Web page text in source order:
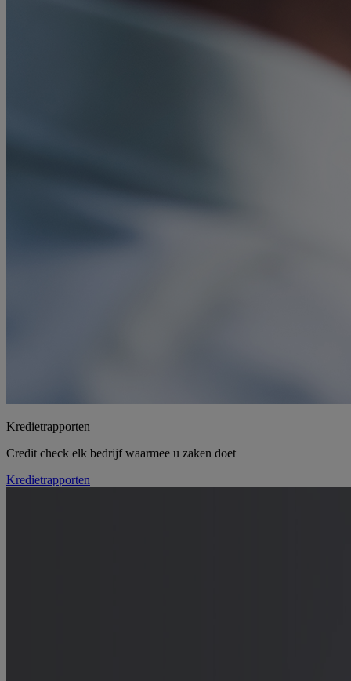
Kredietrapporten
Credit check elk bedrijf waarmee u zaken doet
Kredietrapporten